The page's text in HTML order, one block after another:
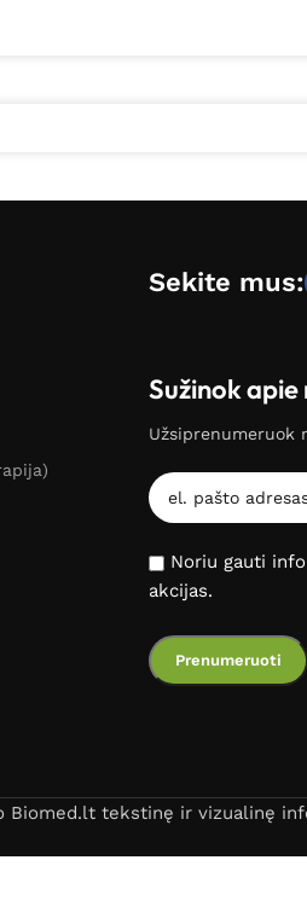
Sekite mus:
Sužinok
Užsiprenumeruok
Noriu gauti
akcijas.
tekstinę ir vizualinę